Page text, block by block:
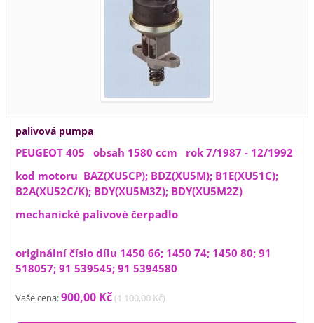
palivová pumpa
PEUGEOT 405 obsah 1580 ccm rok 7/1987 - 12/1992
kod motoru BAZ(XU5CP); BDZ(XU5M); B1E(XU51C);
B2A(XU52C/K); BDY(XU5M3Z); BDY(XU5M2Z)
mechanické palivové čerpadlo
originální číslo dílu 1450 66; 1450 74; 1450 80; 91
518057; 91 539545; 91 5394580
Vaše cena:900,00 Kč(1 100,00 Kč)